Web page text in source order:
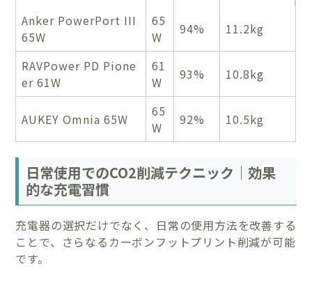
Anker PowerPort III
65W
65
W
94% 11.2kg
RAVPower PD Pione
er 61W
61
W
93% 10.8kg
AUKEY Omnia 65W
65
W
92% 10.5kg
日常使用でのCO2削減テクニック｜効果
的な充電習慣
充電器の選択だけでなく、日常の使用方法を改善する
ことで、さらなるカーボンフットプリント削減が可能
です。